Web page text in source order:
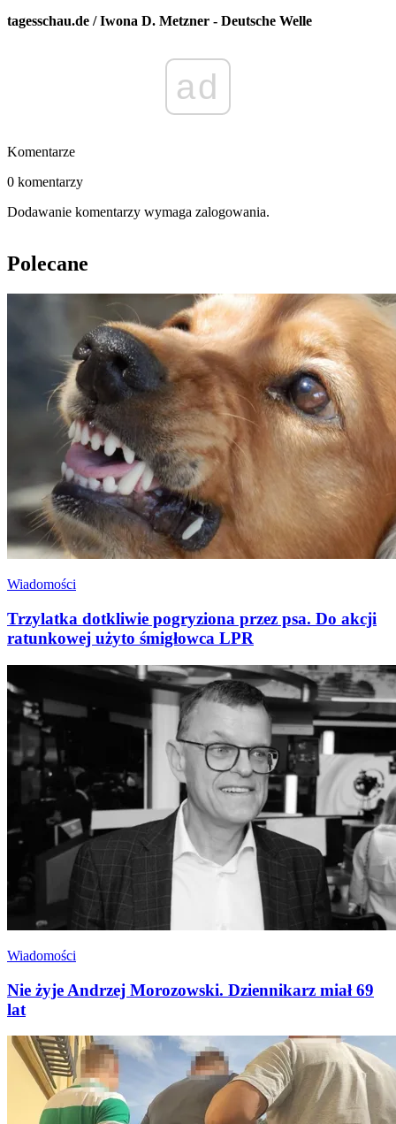
tagesschau.de / Iwona D. Metzner - Deutsche Welle
ad
Komentarze
0 komentarzy
Dodawanie komentarzy wymaga zalogowania.
Polecane
Wiadomości
Trzylatka dotkliwie pogryziona przez psa. Do akcji
ratunkowej użyto śmigłowca LPR
Wiadomości
Nie żyje Andrzej Morozowski. Dziennikarz miał 69
lat